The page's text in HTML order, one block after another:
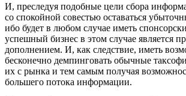
И, преследуя подобные цели сбора
со спокойной совестью оставаться
ибо будет в любом случае иметь
успешный бизнес в этом случае является
дополнением. И, как следствие, иметь
бесконечно демпинговать обычные
их с рынка и тем самым получая
большего потока информации.